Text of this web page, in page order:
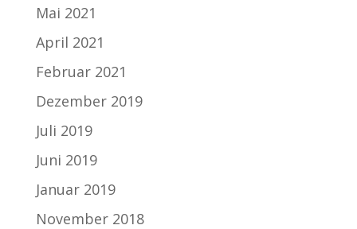
Mai 2021
April 2021
Februar 2021
Dezember 2019
Juli 2019
Juni 2019
Januar 2019
November 2018